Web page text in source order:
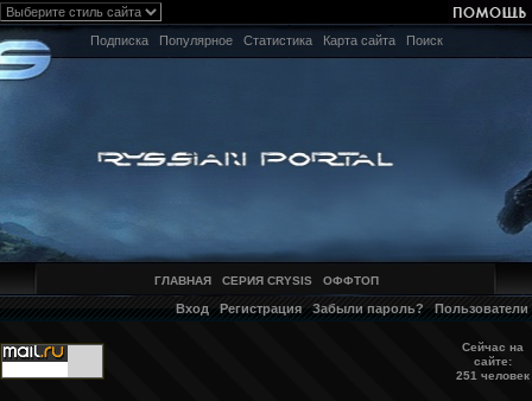
Подписка Популярное Статистика Карта сайта Поиск
ГЛАВНАЯ СЕРИЯ CRYSIS ОФФТОП
Вход Регистрация Забыли пароль? Пользователи
Сейчас на
сайте:
251 человек